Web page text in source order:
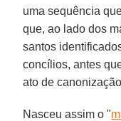
uma sequência
que, ao lado dos
santos
concílios, antes
ato de
Nasceu assim o "